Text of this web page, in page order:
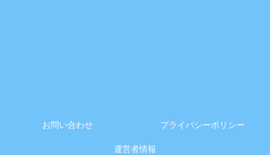
お問い合わせ プライバシーポリシー
運営者情報